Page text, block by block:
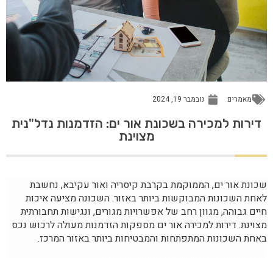
מאמרים נובמבר 19, 2024
דירות למכירה בשכונת אור ים: הזדמנות נדל"נית
מצוינת
שכונת אור ים, הממוקמת בקרבת קיסריה ואור עקיבא, נחשבת
לאחת השכונות המבוקשות ביותר באזור. השכונה מציעה איכות
חיים גבוהה, מגוון רחב של אפשרויות מגורים, ונגישות תחבורתית
מצוינת. דירות למכירה אור ים מספקות הזדמנות מעולה לרכוש נכס
באחת השכונות המתפתחות והמבטיחות ביותר באזור המרכז.